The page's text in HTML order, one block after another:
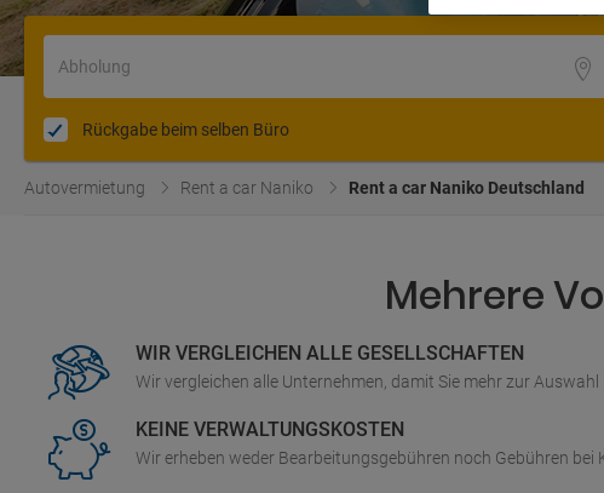
Abholung
Rückgabe beim selben Büro
Autovermietung Rent a car Naniko Rent a car Naniko Deutschland
Mehrere
WIR VERGLEICHEN ALLE GESELLSCHAFTEN
Wir vergleichen alle Unternehmen, damit Sie mehr zur Auswahl
KEINE VERWALTUNGSKOSTEN
Wir erheben weder Bearbeitungsgebühren noch Gebühren bei